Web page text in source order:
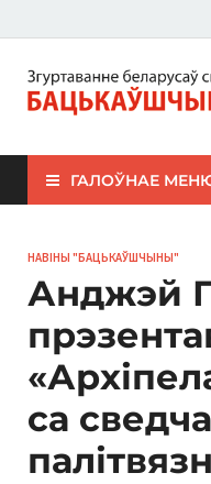
ЗБС
ГАЛОЎНАЕ
НАВІНЫ "БАЦЬКАЎШЧЫНЫ"
Анджэй
са